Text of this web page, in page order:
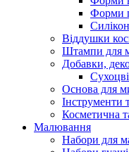
Форми
Віддушки
Штампи для
Добавки,
Основа для
Інструменти
Косметична
Малювання
Набори для